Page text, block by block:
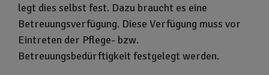
legt dies selbst fest. Dazu braucht es eine
Betreuungsverfügung. Diese Verfügung muss vor
Eintreten der Pflege- bzw.
Betreuungsbedürftigkeit festgelegt werden.